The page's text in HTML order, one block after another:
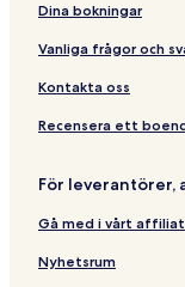
Dina bokningar
Vanliga frågor och
Kontakta oss
Recensera ett
För leverantörer,
Gå med i vårt
Nyhetsrum